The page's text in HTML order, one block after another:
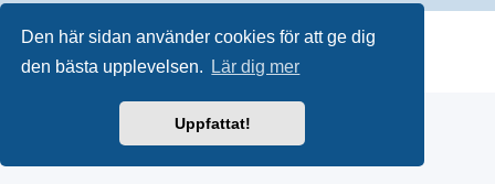
Den här sidan använder cookies för att ge dig
den bästa upplevelsen.
Lär dig mer
Uppfattat!
Drivs av phpBB ® Forum Software © phpBB Limited
Integritetspolicy|Användarvillkor